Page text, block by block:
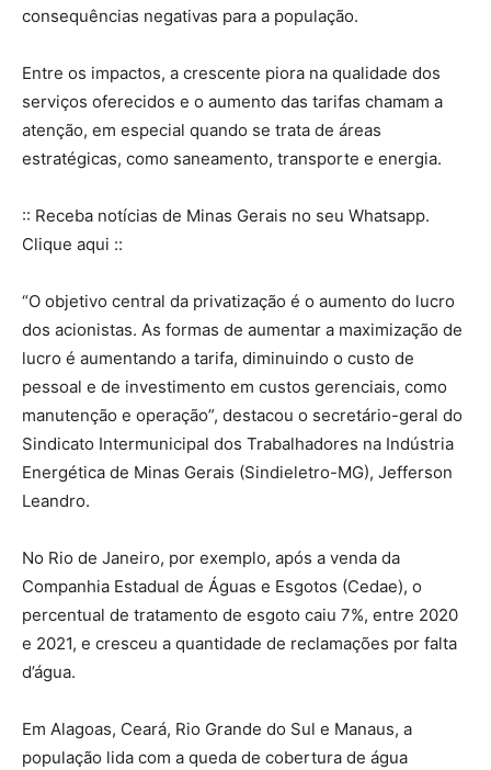
consequências negativas para a população.
Entre os impactos, a crescente piora na qualidade dos
serviços oferecidos e o aumento das tarifas chamam a
atenção, em especial quando se trata de áreas
estratégicas, como saneamento, transporte e energia.
:: Receba notícias de Minas Gerais no seu Whatsapp.
Clique aqui ::
“O objetivo central da privatização é o aumento do lucro
dos acionistas. As formas de aumentar a maximização de
lucro é aumentando a tarifa, diminuindo o custo de
pessoal e de investimento em custos gerenciais, como
manutenção e operação”, destacou o secretário-geral do
Sindicato Intermunicipal dos Trabalhadores na Indústria
Energética de Minas Gerais (Sindieletro-MG), Jefferson
Leandro.
No Rio de Janeiro, por exemplo, após a venda da
Companhia Estadual de Águas e Esgotos (Cedae), o
percentual de tratamento de esgoto caiu 7%, entre 2020
e 2021, e cresceu a quantidade de reclamações por falta
d’água.
Em Alagoas, Ceará, Rio Grande do Sul e Manaus, a
população lida com a queda de cobertura de água